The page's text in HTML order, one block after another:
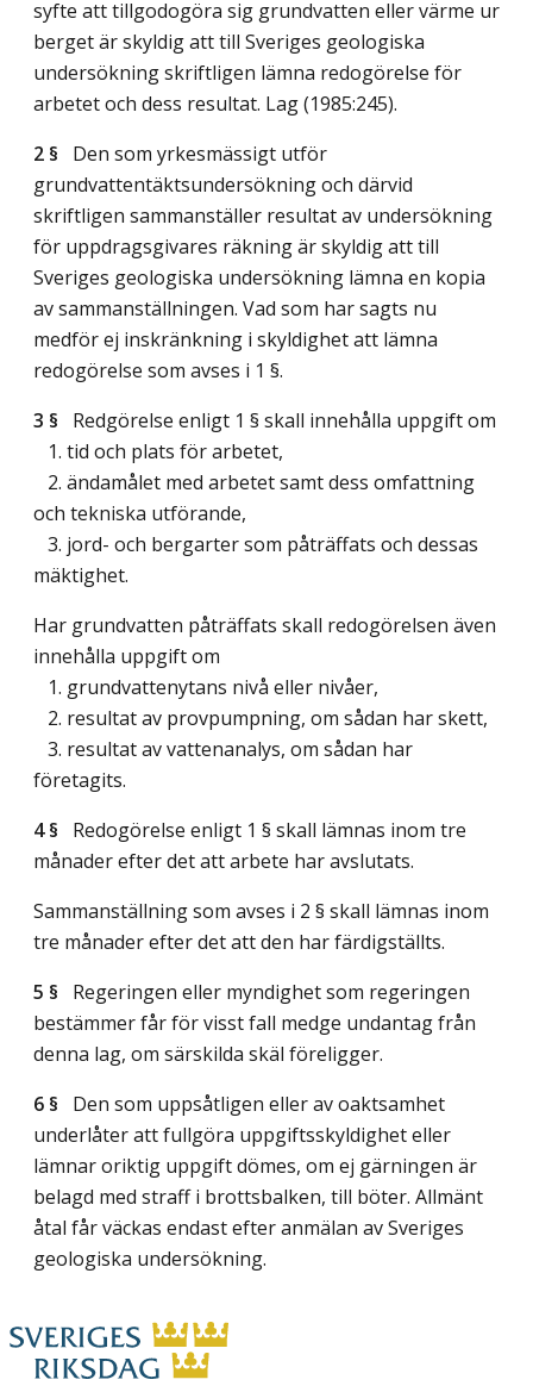
syfte att tillgodogöra sig grundvatten eller värme ur
berget är skyldig att till Sveriges geologiska
undersökning skriftligen lämna redogörelse för
arbetet och dess resultat. Lag (1985:245).
2 § Den som yrkesmässigt utför
grundvattentäktsundersökning och därvid
skriftligen sammanställer resultat av undersökning
för uppdragsgivares räkning är skyldig att till
Sveriges geologiska undersökning lämna en kopia
av sammanställningen. Vad som har sagts nu
medför ej inskränkning i skyldighet att lämna
redogörelse som avses i 1 §.
3 § Redgörelse enligt 1 § skall innehålla uppgift om
1. tid och plats för arbetet,
2. ändamålet med arbetet samt dess omfattning
och tekniska utförande,
3. jord- och bergarter som påträffats och dessas
mäktighet.
Har grundvatten påträffats skall redogörelsen även
innehålla uppgift om
1. grundvattenytans nivå eller nivåer,
2. resultat av provpumpning, om sådan har skett,
3. resultat av vattenanalys, om sådan har
företagits.
4 § Redogörelse enligt 1 § skall lämnas inom tre
månader efter det att arbete har avslutats.
Sammanställning som avses i 2 § skall lämnas inom
tre månader efter det att den har färdigställts.
5 § Regeringen eller myndighet som regeringen
bestämmer får för visst fall medge undantag från
denna lag, om särskilda skäl föreligger.
6 § Den som uppsåtligen eller av oaktsamhet
underlåter att fullgöra uppgiftsskyldighet eller
lämnar oriktig uppgift dömes, om ej gärningen är
belagd med straff i brottsbalken, till böter. Allmänt
åtal får väckas endast efter anmälan av Sveriges
geologiska undersökning.